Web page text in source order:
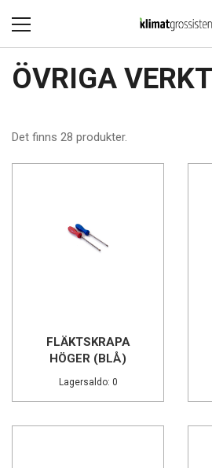
ÖVRIGA
Det finns 28 produkter.
FLÄKTSKRAPA
HÖGER (BLÅ)
Lagersaldo: 0